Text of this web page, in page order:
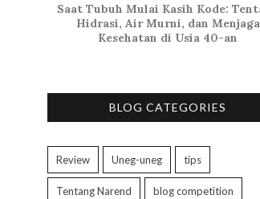
Saat Tubuh Mulai Kasih Kode:
Hidrasi, Air Murni, dan Menjaga
Kesehatan di Usia 40-an
BLOG CATEGORIES
Review Uneg-uneg tips
Tentang Narend blog competition